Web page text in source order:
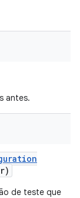
antes.
de teste que